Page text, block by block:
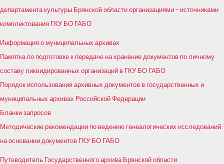
департамента культуры Брянской области организациями – источниками
комплектования ГКУ БО ГАБО
Информация о муниципальных архивах
Памятка по подготовке к передаче на хранение документов по личному
составу ликвидированных организаций в ГКУ БО ГАБО
Порядок использования архивных документов в государственных и
муниципальных архивах Российской Федерации
Бланки запросов
Методические рекомендации по ведению генеалогических исследований
на основании документов ГКУ БО ГАБО
Путеводитель Государственного архива Брянской области